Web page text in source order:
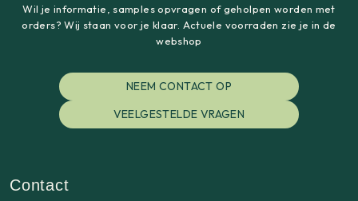
Wil je informatie, samples opvragen of geholpen worden met
orders? Wij staan voor je klaar. Actuele voorraden zie je in de
webshop
NEEM CONTACT OP
VEELGESTELDE VRAGEN
Contact